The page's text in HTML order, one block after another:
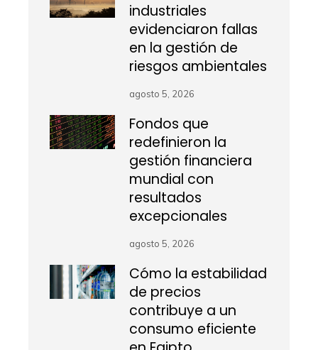
industriales
evidenciaron fallas
en la gestión de
riesgos ambientales
agosto 5, 2026
Fondos que
redefinieron la
gestión financiera
mundial con
resultados
excepcionales
agosto 5, 2026
Cómo la estabilidad
de precios
contribuye a un
consumo eficiente